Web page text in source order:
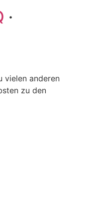
·
vielen anderen
zu den